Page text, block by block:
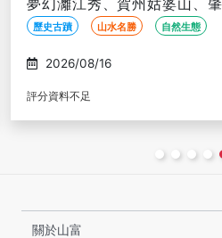
龍脊梯田、丹霞八角寨、印
(文化參訪)
自然生態 線上旅展 必遊推薦
2026/08/17
評分資料不足
關於山富